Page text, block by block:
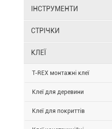
ІНСТРУМЕНТИ
СТРІЧКИ
КЛЕЇ
T-REX монтажні клеї
Клеї для деревини
Клеї для покриттів